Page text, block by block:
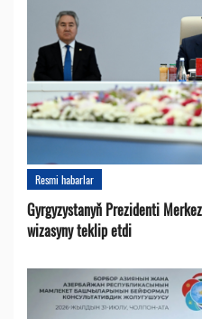
Resmi habarlar
Gyrgyzystanyň Prezidenti
wizasyny teklip etdi